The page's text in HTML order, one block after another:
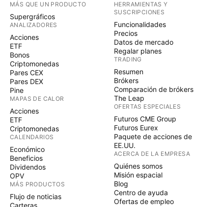
MÁS QUE UN PRODUCTO
Supergráficos
ANALIZADORES
Acciones
ETF
Bonos
Criptomonedas
Pares CEX
Pares DEX
Pine
MAPAS DE CALOR
Acciones
ETF
Criptomonedas
CALENDARIOS
Económico
Beneficios
Dividendos
OPV
MÁS PRODUCTOS
Flujo de noticias
Carteras
HERRAMIENTAS Y
SUSCRIPCIONES
Funcionalidades
Precios
Datos de mercado
Regalar planes
TRADING
Resumen
Brókers
Comparación de brókers
The Leap
OFERTAS ESPECIALES
Futuros CME Group
Futuros Eurex
Paquete de acciones de
EE.UU.
ACERCA DE LA EMPRESA
Quiénes somos
Misión espacial
Blog
Centro de ayuda
Ofertas de empleo